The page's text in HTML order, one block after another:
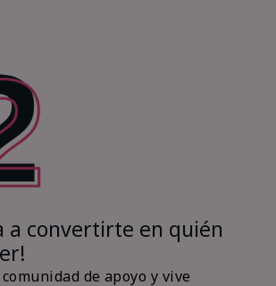
a convertirte en quién
de apoyo y vive